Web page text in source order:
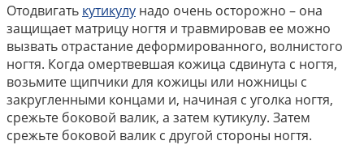
Отодвигать кутикулу надо очень осторожно – она
защищает матрицу ногтя и травмировав ее можно
вызвать отрастание деформированного, волнистого
ногтя. Когда омертвевшая кожица сдвинута с ногтя,
возьмите щипчики для кожицы или ножницы с
закругленными концами и, начиная с уголка ногтя,
срежьте боковой валик, а затем кутикулу. Затем
срежьте боковой валик с другой стороны ногтя.